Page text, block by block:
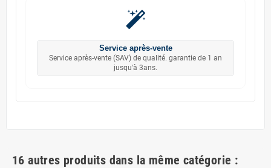
Service après-vente
Service après-vente (SAV) de qualité. garantie de 1 an
jusqu'à 3ans.
16 autres produits dans la même catégorie :